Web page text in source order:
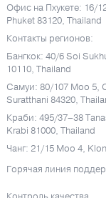
Офис на Пхукете: 16/
Phuket 83120, Thailand
Контакты регионов:
Бангкок: 40/6 Soi
10110, Thailand
Самуи: 80/107 Moo 5,
Suratthani 84320,
Краби: 495/37–38
Krabi 81000, Thailand
Чанг: 21/15 Moo 4,
Горячая линия